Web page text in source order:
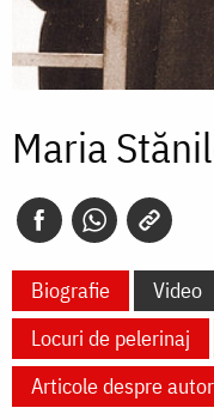
Maria
Biografie Video
Locuri de pelerinaj
Articole despre autor